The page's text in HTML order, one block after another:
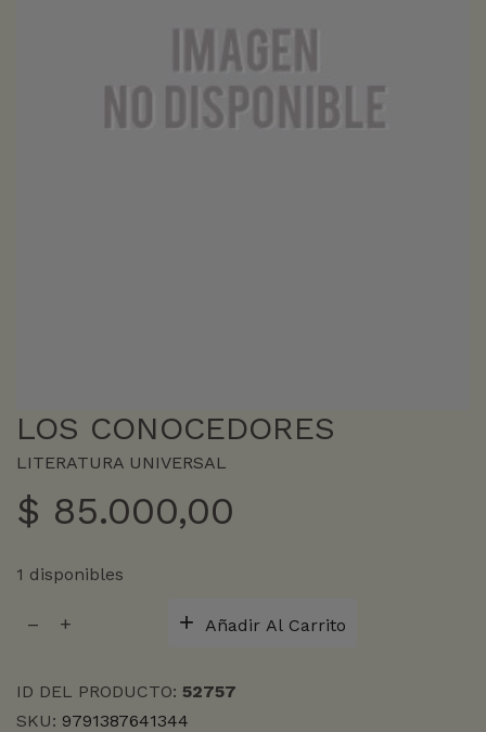
LOS CONOCEDORES
LITERATURA UNIVERSAL
$ 85.000,00
1 disponibles
CONOCEDORES
Añadir Al Carrito
ID DEL PRODUCTO: 52757
SKU: 9791387641344